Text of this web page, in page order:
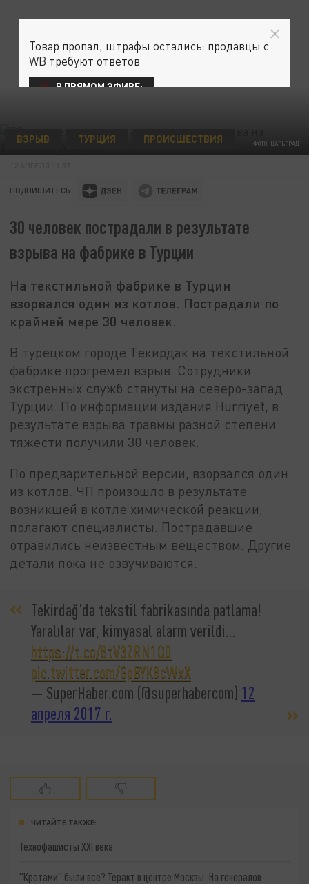
ФОТО: ЦАРЬГРАД
ВЗРЫВ ТУРЦИЯ ПРОИСШЕСТВИЯ
ПОДПИШИТЕСЬ:
30 человек пострадали в результате
взрыва на фабрике в Турции
На текстильной фабрике в Турции
взорвался один из котлов. Пострадали по
крайней мере 30 человек.
В турецком городе Текирдак на текстильной
фабрике прогремел взрыв. Сотрудники
экстренных служб стянуты на северо-запад
Турции. По информации издания Hurriyet, в
результате взрыва травмы разной степени
тяжести получили 30 человек.
По предварительной версии, взорвался один
из котлов. ЧП произошло в результате
возникшей в котле химической реакции,
полагают специалисты. Пострадавшие
отравились неизвестным веществом. Другие
детали пока не озвучиваются.
Tekirdağ'da tekstil fabrikasında patlama!
Yaralılar var, kimyasal alarm verildi...
https://t.co/8tV3ZRN1Q0
pic.twitter.com/GpBYK8cWxX
— SuperHaber.com (@superhabercom) 12
апреля 2017 г.
ЧИТАЙТЕ ТАКЖЕ:
Технофашисты XXI века
"Кротами" были все? Теракт в центре Москвы: На генералов
Товар пропал, штрафы остались: продавцы с
WB требуют ответов
В ПРЯМОМ ЭФИРЕ: